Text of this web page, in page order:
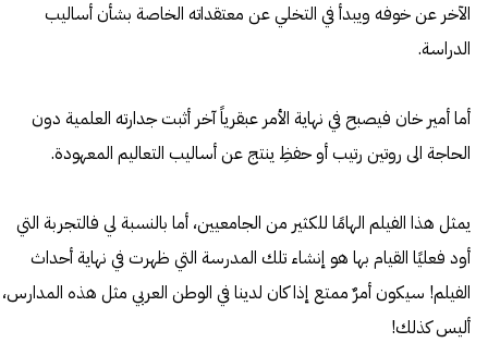
الآخر عن خوفه ويبدأ في التخلي عن معتقداته الخاصة بشأن أساليب
الدراسة.
أما أمير خان فيصبح في نهاية الأمر عبقرياً آخر أثبت جدارته العلمية دون
الحاجة الى روتين رتيب أو حفظِ ينتج عن أساليب التعاليم المعهودة.
يمثل هذا الفيلم الهامًا للكثير من الجامعيين، أما بالنسبة لي فالتجربة التي
أود فعليًا القيام بها هو إنشاء تلك المدرسة التي ظهرت في نهاية أحداث
الفيلم! سيكون أمرٌ ممتع إذا كان لدينا في الوطن العربي مثل هذه المدارس،
أليس كذلك!